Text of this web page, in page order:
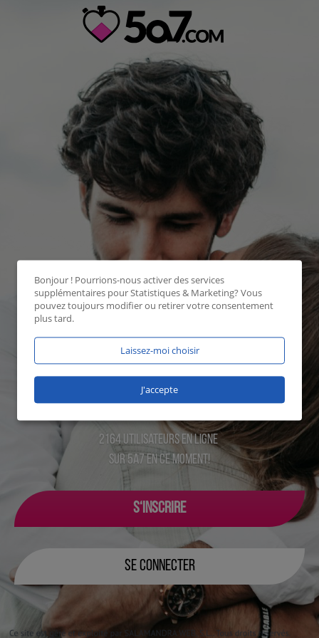
2164 utilisateurs en ligne
sur 5a7 en ce moment!
S‘INSCRIRE
SE CONNECTER
Bonjour ! Pourrions-nous activer des services
supplémentaires pourStatistiques & Marketing? Vous
pouvez toujours modifier ou retirer votre consentement
plus tard.
Laissez-moi choisir
J'accepte